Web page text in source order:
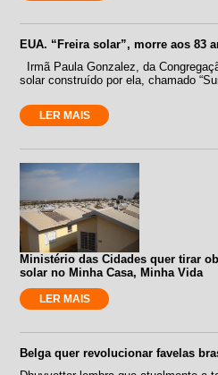
EUA. “Freira solar”, morre aos 83
Irmã Paula Gonzalez, da
solar construído por ela, chamado
LER MAIS
Ministério das Cidades quer tirar
solar no Minha Casa, Minha Vida
LER MAIS
Belga quer revolucionar favelas